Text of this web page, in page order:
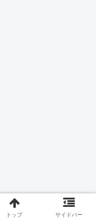
トップ サイドバー